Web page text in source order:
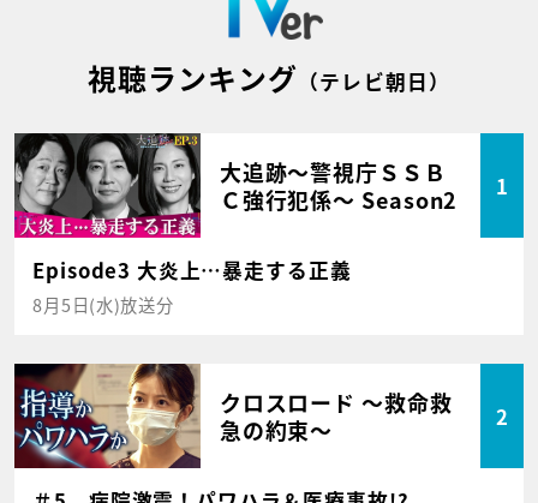
視聴ランキング （テレビ朝日）
大追跡～警視庁ＳＳＢ
Ｃ強行犯係～ Season2
1
Episode3 大炎上…暴走する正義
8月5日(水)放送分
クロスロード ～救命救
急の約束～
2